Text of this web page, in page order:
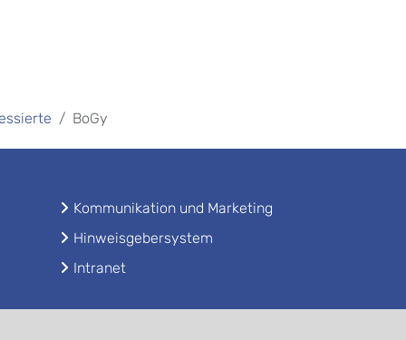
BoGy
Kommunikation und Marketing
Hinweisgebersystem
Intranet